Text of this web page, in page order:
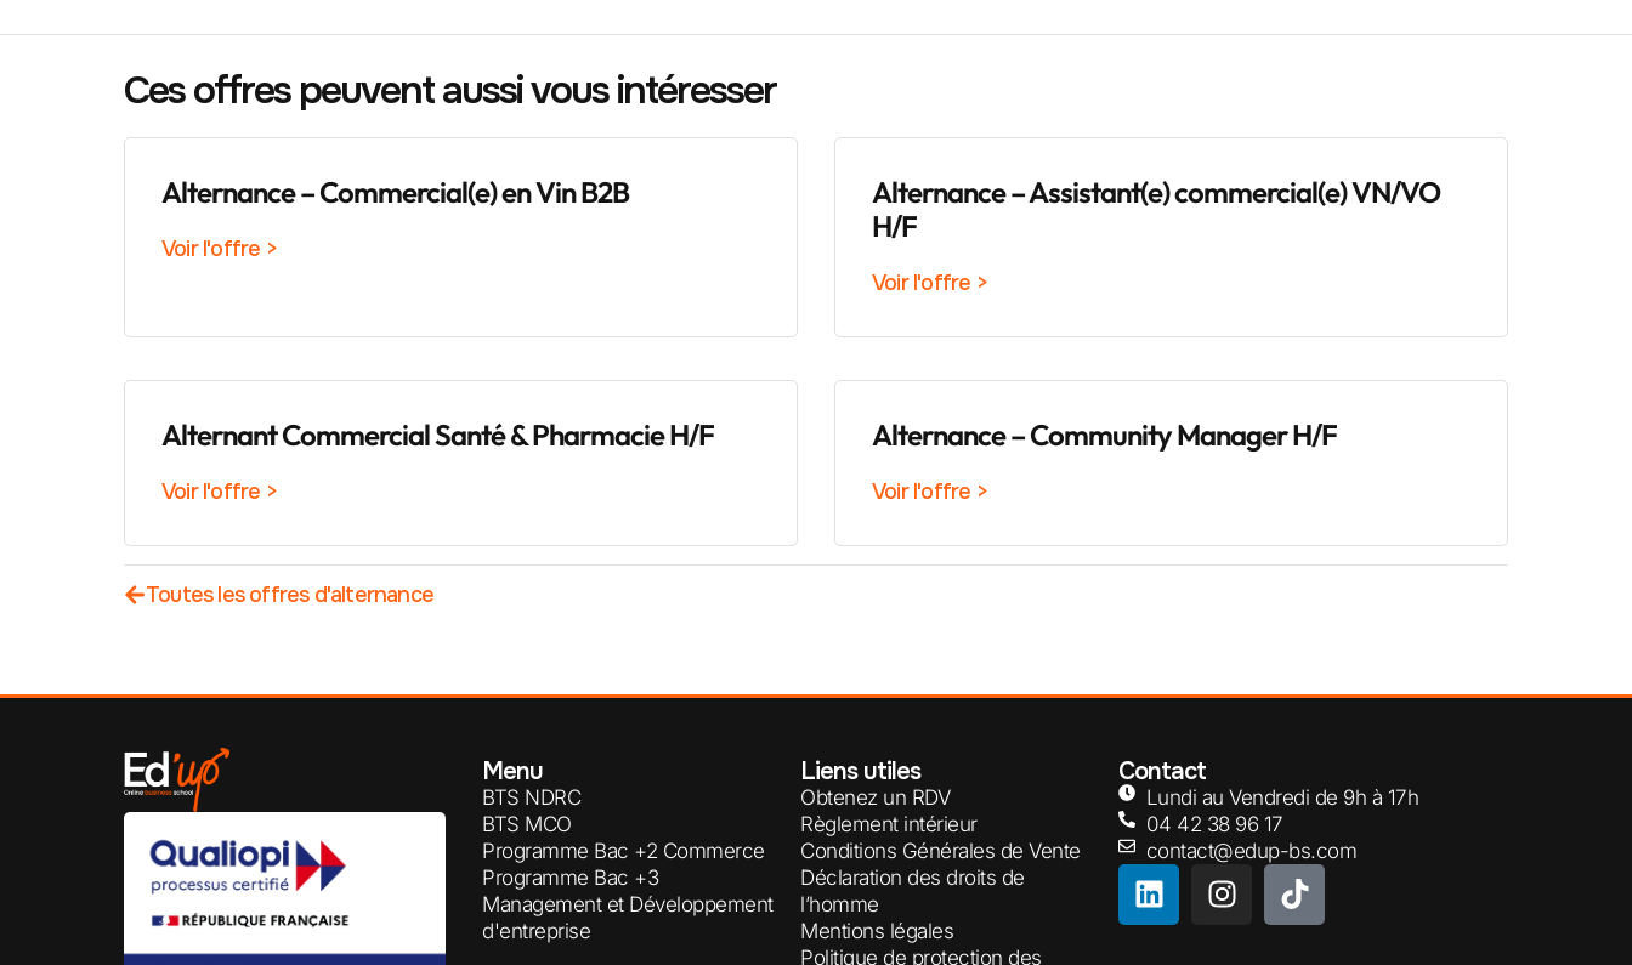
Ces offres peuvent aussi vous intéresser
Alternance – Commercial(e) en Vin B2B
Voir l'offre >
Alternance – Assistant(e) commercial(e) VN/VO
H/F
Voir l'offre >
Alternant Commercial Santé & Pharmacie H/F
Voir l'offre >
Alternance – Community Manager H/F
Voir l'offre >
Toutes les offres d'alternance
Menu
BTS NDRC
BTS MCO
Programme Bac +2 Commerce
Programme Bac +3
Management et Développement
d'entreprise
Liens utiles
Obtenez un RDV
Règlement intérieur
Conditions Générales de Vente
Déclaration des droits de
l’homme
Mentions légales
Politique de protection des
Contact
Lundi au Vendredi de 9h à 17h
04 42 38 96 17
contact@edup-bs.com